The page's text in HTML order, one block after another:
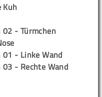
Kuh
02 - Türmchen
- Linke Wand
- Rechte Wand